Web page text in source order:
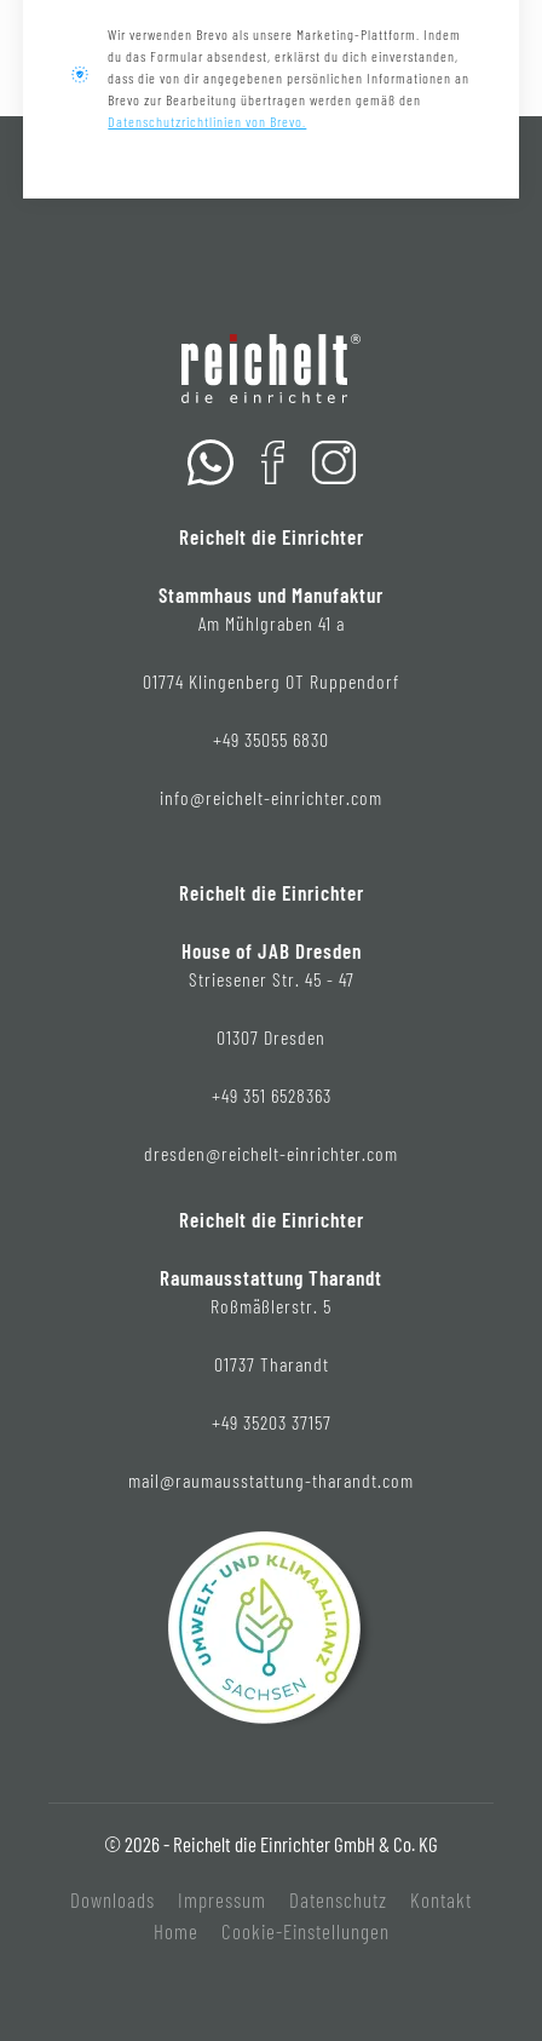
Wir verwenden Brevo als unsere Marketing-Plattform. Indem
du das Formular absendest, erklärst du dich einverstanden,
dass die von dir angegebenen persönlichen Informationen an
Brevo zur Bearbeitung übertragen werden gemäß den
Datenschutzrichtlinien von Brevo.
Reichelt die Einrichter
Stammhaus und Manufaktur
Am Mühlgraben 41 a
01774 Klingenberg OT Ruppendorf
+49 35055 6830
info@reichelt-einrichter.com
Reichelt die Einrichter
House of JAB Dresden
Striesener Str. 45 - 47
01307 Dresden
+49 351 6528363
dresden@reichelt-einrichter.com
Reichelt die Einrichter
Raumausstattung Tharandt
Roßmäßlerstr. 5
01737 Tharandt
+49 35203 37157
mail@raumausstattung-tharandt.com
© 2026 - Reichelt die Einrichter GmbH & Co. KG
Downloads Impressum Datenschutz
Kontakt
Home
Cookie-Einstellungen